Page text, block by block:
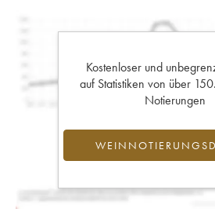
Kostenloser und
auf Statistiken von über
Notierungen